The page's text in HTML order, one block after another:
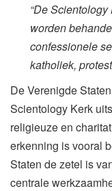
“De
worden
confessionele
katholiek,
De Verenigde
Scientology Kerk
religieuze en
erkenning is vooral
Staten de zetel is
centrale